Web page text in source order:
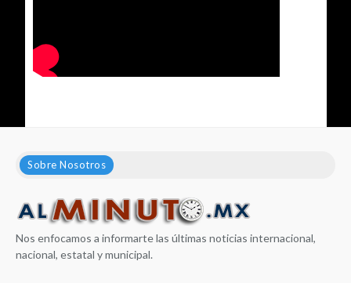
Sobre Nosotros
Nos enfocamos a informarte las últimas noticias internacional,
nacional, estatal y municipal.